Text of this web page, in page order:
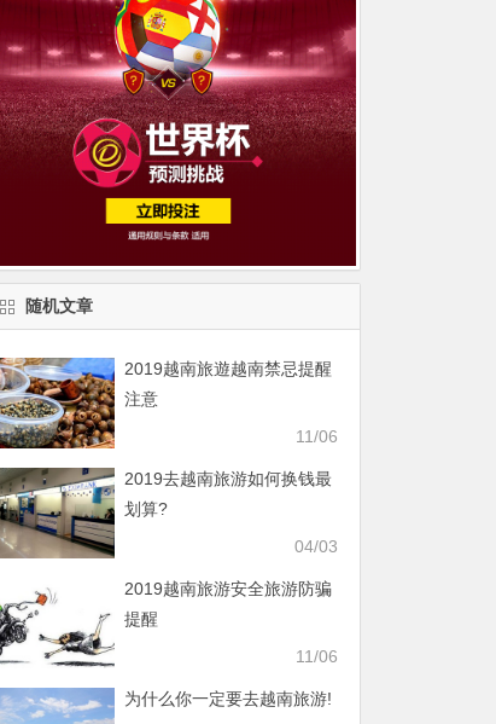
随机文章
2019越南旅遊越南禁忌提醒
注意
11/06
2019去越南旅游如何换钱最
划算?
04/03
2019越南旅游安全旅游防骗
提醒
11/06
为什么你一定要去越南旅游!